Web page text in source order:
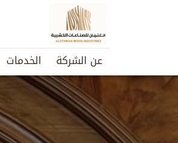
عن الشركة الخدمات